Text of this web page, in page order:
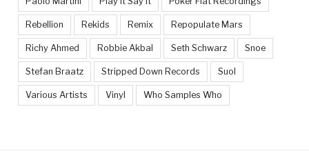
Rebellion Rekids Remix Repopulate Mars
Richy Ahmed Robbie Akbal Seth Schwarz Snoe
Stefan Braatz Stripped Down Records Suol
Various Artists Vinyl Who Samples Who